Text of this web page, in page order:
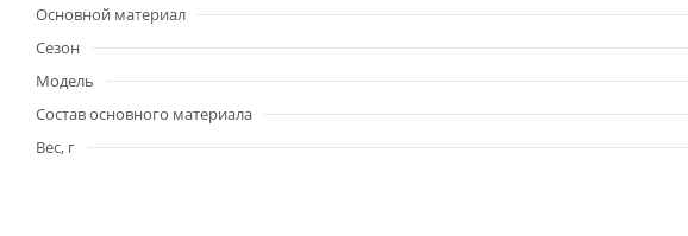
Основной материал
Сезон
Модель
Состав основного материала
Вес, г